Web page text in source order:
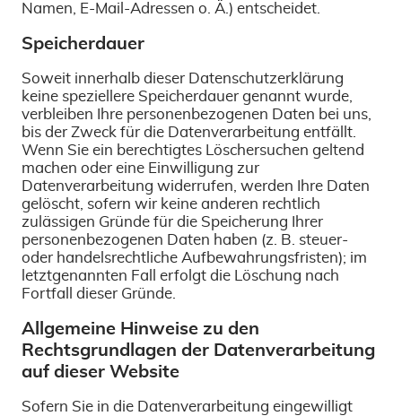
Namen, E-Mail-Adressen o. Ä.) entscheidet.
Speicherdauer
Soweit innerhalb dieser Datenschutzerklärung
keine speziellere Speicherdauer genannt wurde,
verbleiben Ihre personenbezogenen Daten bei uns,
bis der Zweck für die Datenverarbeitung entfällt.
Wenn Sie ein berechtigtes Löschersuchen geltend
machen oder eine Einwilligung zur
Datenverarbeitung widerrufen, werden Ihre Daten
gelöscht, sofern wir keine anderen rechtlich
zulässigen Gründe für die Speicherung Ihrer
personenbezogenen Daten haben (z. B. steuer-
oder handelsrechtliche Aufbewahrungsfristen); im
letztgenannten Fall erfolgt die Löschung nach
Fortfall dieser Gründe.
Allgemeine Hinweise zu den
Rechtsgrundlagen der Datenverarbeitung
auf dieser Website
Sofern Sie in die Datenverarbeitung eingewilligt